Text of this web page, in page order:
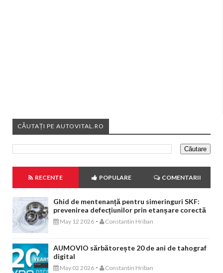
CĂUTAȚI PE AUTOVITAL.RO
RECENTE POPULARE COMENTARII
Ghid de mentenanță pentru simeringuri SKF:
prevenirea defecțiunilor prin etanșare corectă
May 12 2026 - Constantin Hriban
AUMOVIO sărbătorește 20 de ani de tahograf
digital
May 02 2026 - Constantin Hriban